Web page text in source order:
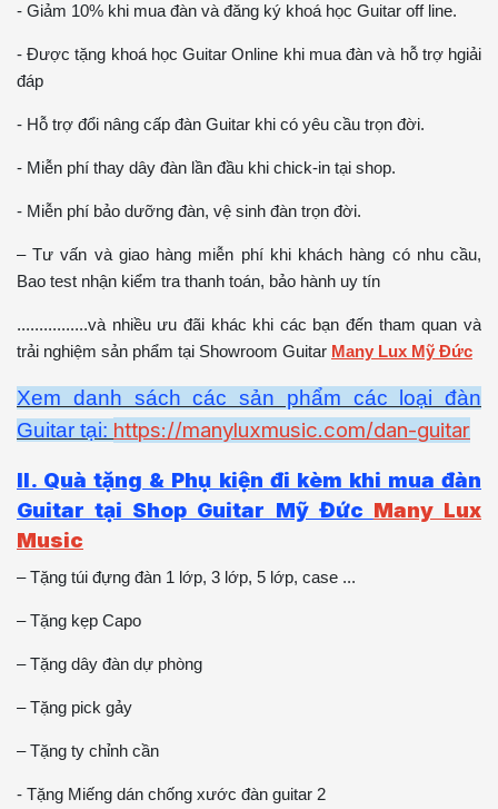
- Giảm 10% khi mua đàn và đăng ký khoá học Guitar off line.
- Được tặng khoá học Guitar Online khi mua đàn và hỗ trợ hgiải
đáp
- Hỗ trợ đổi nâng cấp đàn Guitar khi có yêu cầu trọn đời.
- Miễn phí thay dây đàn lần đầu khi chick-in tại shop.
- Miễn phí bảo dưỡng đàn, vệ sinh đàn trọn đời.
– Tư vấn và giao hàng miễn phí khi khách hàng có nhu cầu,
Bao test nhận kiểm tra thanh toán, bảo hành uy tín
................và nhiều ưu đãi khác khi các bạn đến tham quan và
trải nghiệm sản phẩm tại Showroom Guitar Many Lux Mỹ Đức
Xem danh sách các sản phẩm các loại đàn
Guitar tại: https://manyluxmusic.com/dan-guitar
II. Quà tặng & Phụ kiện đi kèm khi mua đàn
Guitar tại Shop Guitar Mỹ Đức Many Lux
Music
– Tặng túi đựng đàn 1 lớp, 3 lớp, 5 lớp, case ...
– Tặng kẹp Capo
– Tặng dây đàn dự phòng
– Tặng pick gảy
– Tặng ty chỉnh cần
- Tặng Miếng dán chống xước đàn guitar 2